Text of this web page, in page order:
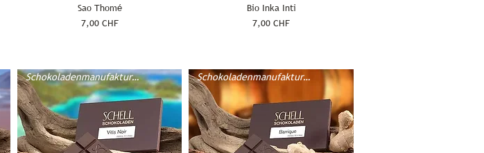
Sao Thomé
Prix
7,00 CHF
Bio Inka Inti
Prix
7,00 CHF
Schokoladenmanufaktur Schell Schokoladenmanufaktur Schell